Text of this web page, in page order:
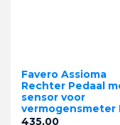
Favero Assioma
Rechter Pedaal
sensor voor
vermogensmeter
Prijs
435,00